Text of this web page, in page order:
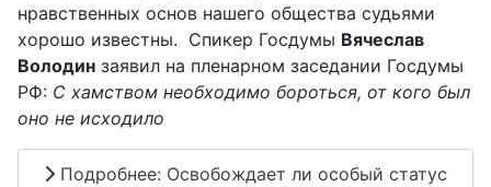
нравственных основ нашего общества судьями
хорошо известны. Спикер Госдумы Вячеслав
Володин заявил на пленарном заседании Госдумы
РФ: С хамством необходимо бороться, от кого был
оно не исходило
Подробнее: Освобождает ли особый статус